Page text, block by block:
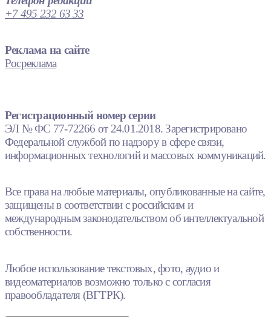
+7 495 232 63 33
Реклама на сайте
Росреклама
Регистрационный номер серии
ЭЛ № ФС 77-72266 от 24.01.2018. Зарегистрировано
Федеральной службой по надзору в сфере связи,
информационных технологий и массовых коммуникаций.
Все права на любые материалы, опубликованные на сайте,
защищены в соответствии с российским и
международным законодательством об интеллектуальной
собственности.
Любое использование текстовых, фото, аудио и
видеоматериалов возможно только с согласия
правообладателя (ВГТРК).